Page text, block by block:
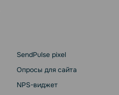
SendPulse pixel
Опросы для сайта
NPS-виджет